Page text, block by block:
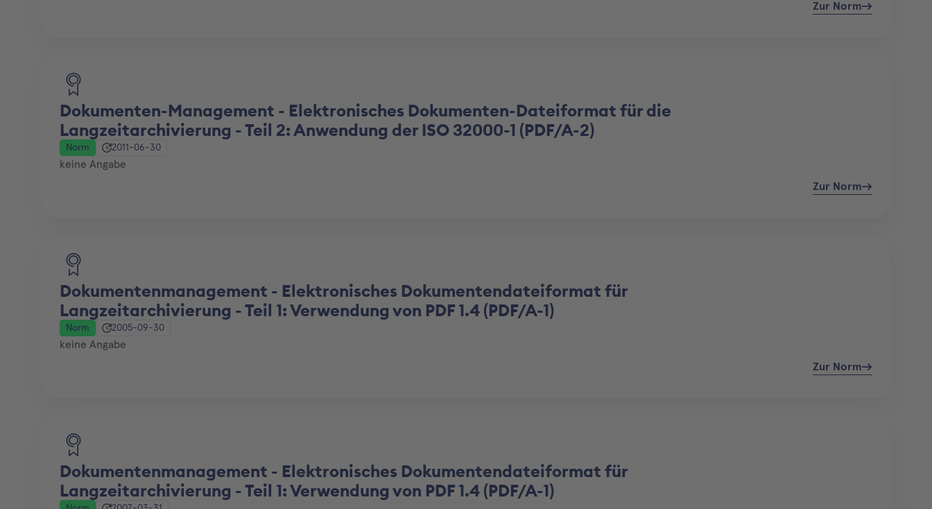
Zur Norm
Dokumenten-Management - Elektronisches Dokumenten-Dateiformat für die
Langzeitarchivierung - Teil 2: Anwendung der ISO 32000-1 (PDF/A-2)
Norm 2011-06-30
keine Angabe
Zur Norm
Dokumentenmanagement - Elektronisches Dokumentendateiformat für
Langzeitarchivierung - Teil 1: Verwendung von PDF 1.4 (PDF/A-1)
Norm 2005-09-30
keine Angabe
Zur Norm
Dokumentenmanagement - Elektronisches Dokumentendateiformat für
Langzeitarchivierung - Teil 1: Verwendung von PDF 1.4 (PDF/A-1)